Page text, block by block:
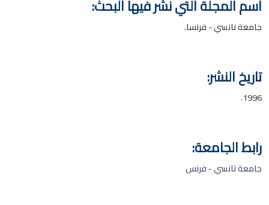
اسم المجلة التي نشر فيها البحث:
جامعة نانسي - فرنسا.
تاريخ النشر:
1996.
رابط الجامعة:
جامعة نانسي - فرنس